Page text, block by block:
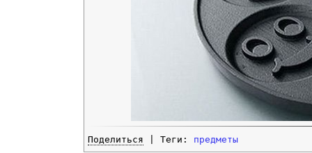
Поделиться | Теги: предметы